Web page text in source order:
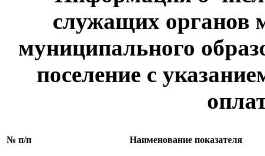
служащих органов
муниципального
поселение с
№ п/п Наименование показателя